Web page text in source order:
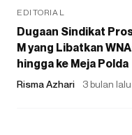
EDITORIAL
Dugaan Sindikat
M yang Libatkan
hingga ke Meja Polda
Risma Azhari 3 bulan lalu